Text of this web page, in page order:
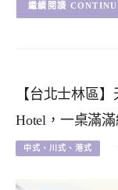
【台北士林區
Hotel，一桌滿
中式、川式、港式